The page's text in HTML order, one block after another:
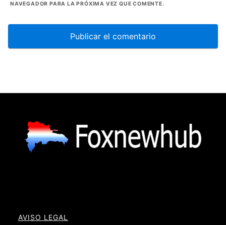
NAVEGADOR PARA LA PRÓXIMA VEZ QUE COMENTE.
AVISO LEGAL